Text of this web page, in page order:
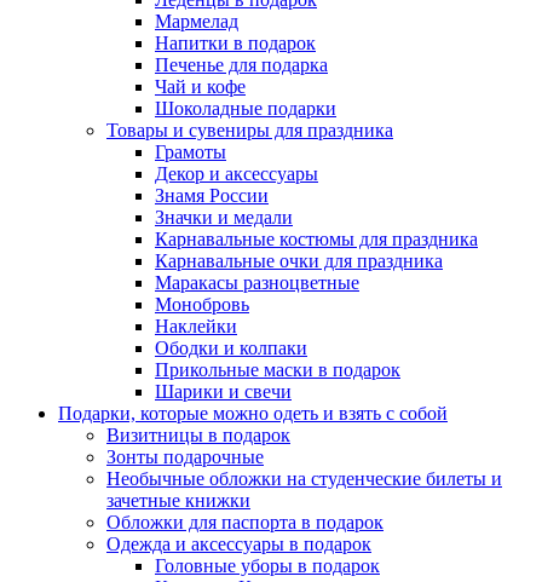
Мармелад
Напитки в подарок
Печенье для подарка
Чай и кофе
Шоколадные подарки
Товары и сувениры для праздника
Грамоты
Декор и аксессуары
Знамя России
Значки и медали
Карнавальные костюмы для праздника
Карнавальные очки для праздника
Маракасы разноцветные
Монобровь
Наклейки
Ободки и колпаки
Прикольные маски в подарок
Шарики и свечи
Подарки, которые можно одеть и взять с собой
Визитницы в подарок
Зонты подарочные
Необычные обложки на студенческие билеты и
зачетные книжки
Обложки для паспорта в подарок
Одежда и аксессуары в подарок
Головные уборы в подарок